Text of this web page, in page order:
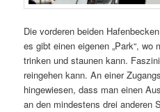
Die vorderen beiden
es gibt einen eigenen „Park“,
trinken und staunen kann.
reingehen kann. An einer
hingewiesen, dass man einen
an den mindestens drei anderen